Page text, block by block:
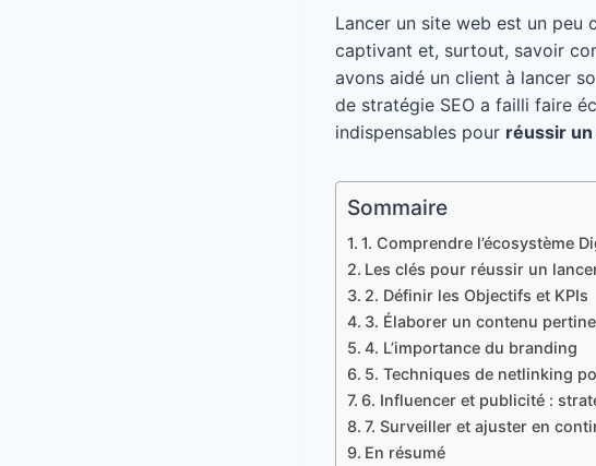
Lancer un site web est un peu
captivant et, surtout, savoir
avons aidé un client à lancer
de stratégie SEO a failli faire
indispensables pour réussir
Sommaire
1. Comprendre l’écosystème
Les clés pour réussir un
2. Définir les Objectifs et KPIs
3. Élaborer un contenu
4. L’importance du branding
5. Techniques de netlinking
6. Influencer et publicité :
7. Surveiller et ajuster en
En résumé